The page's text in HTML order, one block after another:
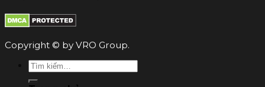
Copyright © by VRO Group.
Tìm
kiếm: